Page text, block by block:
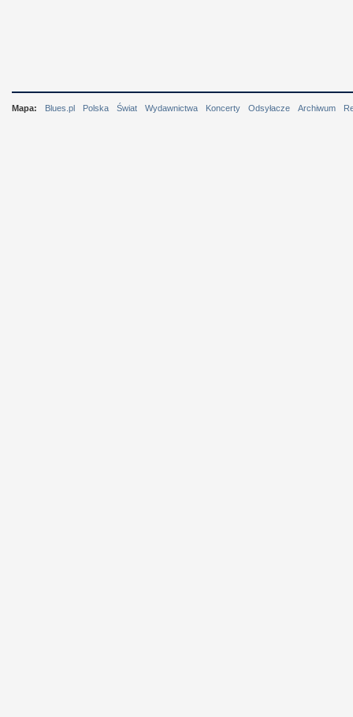
Mapa: Blues.pl Polska Świat Wydawnictwa Koncerty Odsyłacze Archiwum